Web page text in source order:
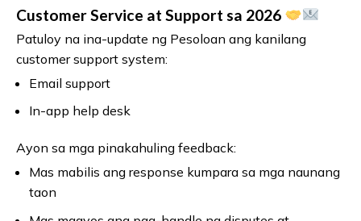
Customer Service at Support sa 2026
Patuloy na ina-update ng Pesoloan ang kanilang
customer support system:
Email support
In-app help desk
Ayon sa mga pinakahuling feedback:
Mas mabilis ang response kumpara sa mga naunang
taon